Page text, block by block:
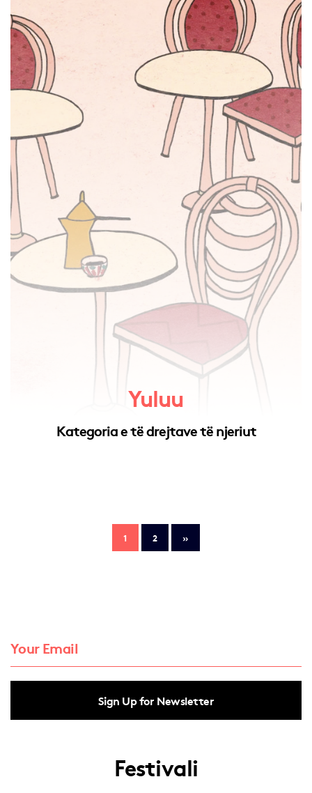
Yuluu
Kategoria e të drejtave të njeriut
1 2 »
Sign Up for Newsletter
Festivali